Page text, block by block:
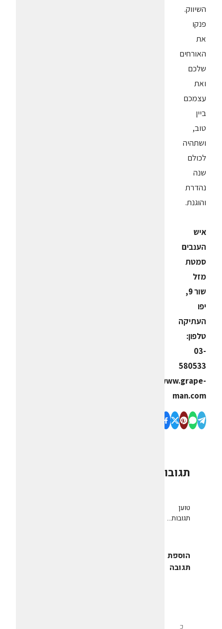
השיווק.
פנקו
את
האורחים
שלכם
ואת
עצמכם
ביין
טוב,
ושתהיה
לכולם
שנה
נהדרת
והוגנת.
איש
הענבים
סמטת
מזל
שור 9,
יפו
העתיקה
טלפון:
03-
580533
www.grape-
man.com
תגובות
טוען
תגובות...
הוספת
תגובה